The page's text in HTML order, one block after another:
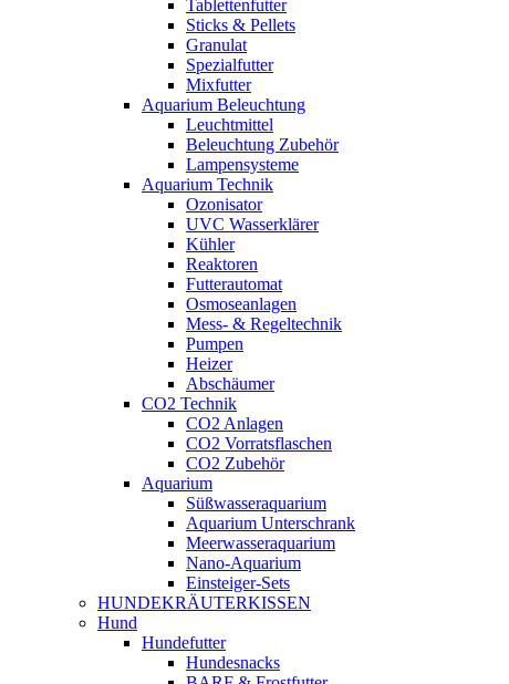
Tablettenfutter
Sticks & Pellets
Granulat
Spezialfutter
Mixfutter
Aquarium Beleuchtung
Leuchtmittel
Beleuchtung Zubehör
Lampensysteme
Aquarium Technik
Ozonisator
UVC Wasserklärer
Kühler
Reaktoren
Futterautomat
Osmoseanlagen
Mess- & Regeltechnik
Pumpen
Heizer
Abschäumer
CO2 Technik
CO2 Anlagen
CO2 Vorratsflaschen
CO2 Zubehör
Aquarium
Süßwasseraquarium
Aquarium Unterschrank
Meerwasseraquarium
Nano-Aquarium
Einsteiger-Sets
HUNDEKRÄUTERKISSEN
Hund
Hundefutter
Hundesnacks